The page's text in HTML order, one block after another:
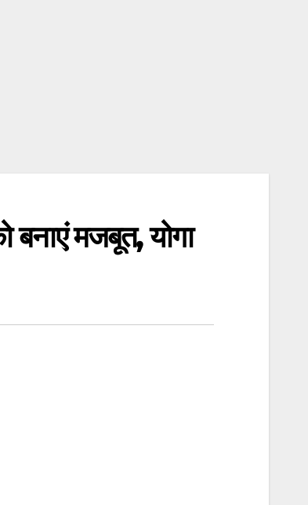
मजबूत, योगा